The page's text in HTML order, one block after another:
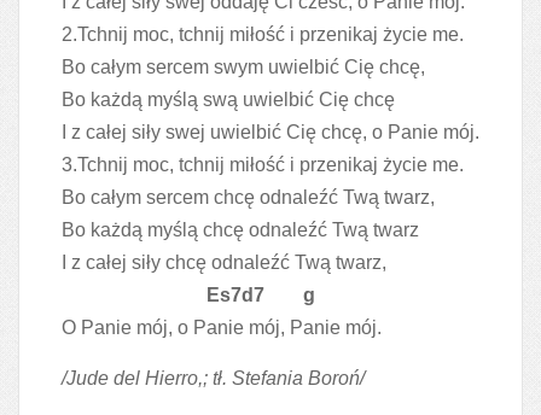
2.Tchnij moc, tchnij miłość i przenikaj życie me.
Bo całym sercem swym uwielbić Cię chcę,
Bo każdą myślą swą uwielbić Cię chcę
I z całej siły swej uwielbić Cię chcę, o Panie mój.
3.Tchnij moc, tchnij miłość i przenikaj życie me.
Bo całym sercem chcę odnaleźć Twą twarz,
Bo każdą myślą chcę odnaleźć Twą twarz
I z całej siły chcę odnaleźć Twą twarz,
Es7d7 g
O Panie mój, o Panie mój, Panie mój.
/Jude del Hierro,; tł. Stefania Boroń/